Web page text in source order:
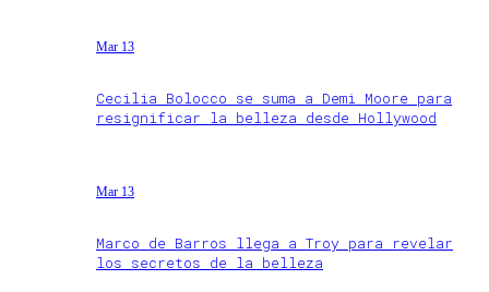
Mar 13
Cecilia Bolocco se suma a Demi Moore para
resignificar la belleza desde Hollywood
Mar 13
Marco de Barros llega a Troy para revelar
los secretos de la belleza